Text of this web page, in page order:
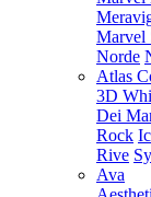
Marvel
Norde
Atlas
3D
Dei
Rock
Rive
Ava